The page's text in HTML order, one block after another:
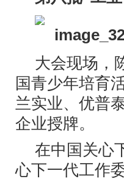
大会现场，
国青少年培育
兰实业、优普
企业授牌。
在中国关心
心下一代工作